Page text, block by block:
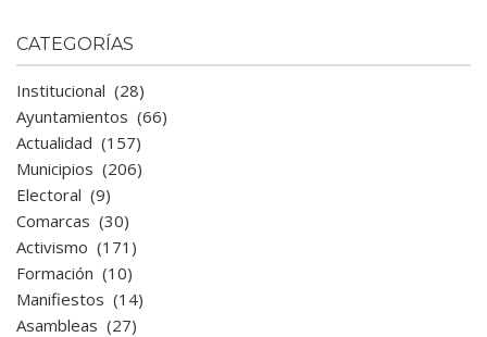
CATEGORÍAS
Institucional (28)
Ayuntamientos (66)
Actualidad (157)
Municipios (206)
Electoral (9)
Comarcas (30)
Activismo (171)
Formación (10)
Manifiestos (14)
Asambleas (27)